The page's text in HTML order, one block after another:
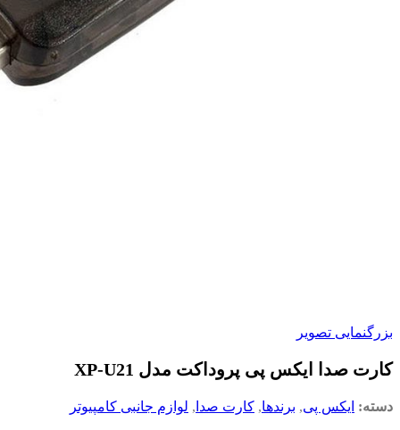
بزرگنمایی تصویر
کارت صدا ایکس پی پروداکت مدل XP-U21
دسته: ایکس پی, برندها, کارت صدا , لوازم جانبی کامپیوتر